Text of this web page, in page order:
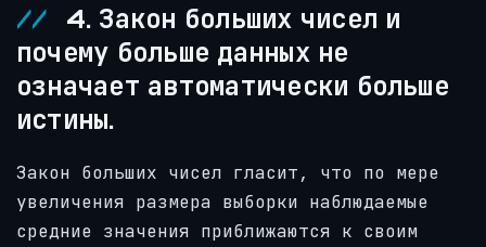
4. Закон больших чисел и
почему больше данных не
означает автоматически больше
истины.
Закон больших чисел гласит, что по мере
увеличения размера выборки наблюдаемые
средние значения приближаются к своим